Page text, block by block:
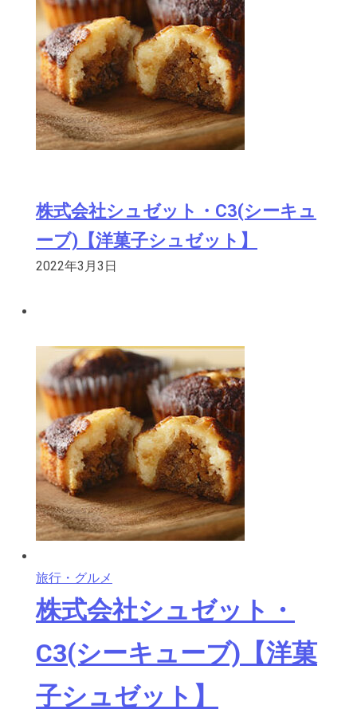
株式会社シュゼット・C3(シーキュ
ーブ)【洋菓子シュゼット】
2022年3月3日
旅行・グルメ
株式会社シュゼット・
C3(シーキューブ)【洋菓
子シュゼット】